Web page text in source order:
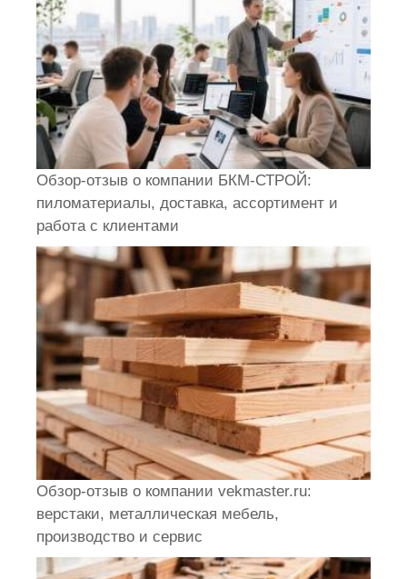
Обзор-отзыв о компании БКМ-СТРОЙ:
пиломатериалы, доставка, ассортимент и
работа с клиентами
Обзор-отзыв о компании vekmaster.ru:
верстаки, металлическая мебель,
производство и сервис